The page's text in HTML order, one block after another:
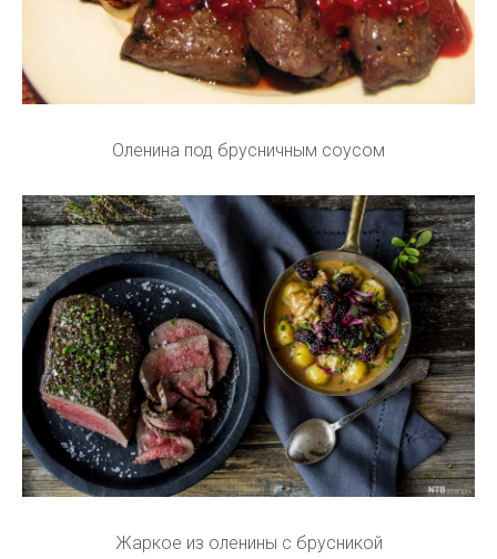
Оленина под брусничным соусом
Жаркое из оленины с брусникой